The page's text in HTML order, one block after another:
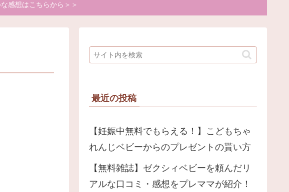
感想はこちらから＞＞
最近の投稿
【妊娠中無料でもらえる！】こどもちゃ
れんじベビーからのプレゼントの貰い方
【無料雑誌】ゼクシィベビーを頼んだリ
アルな口コミ・感想をプレママが紹介！